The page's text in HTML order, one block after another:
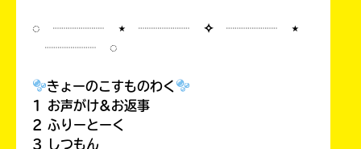
◌ ┈┈┈┈ ⋆ ┈┈┈┈ ✧ ┈┈┈┈ ⋆
┈┈┈┈ ◌
きょーのこすものわく
1 お声がけ&お返事
2 ふりーとーく
3 しつもん